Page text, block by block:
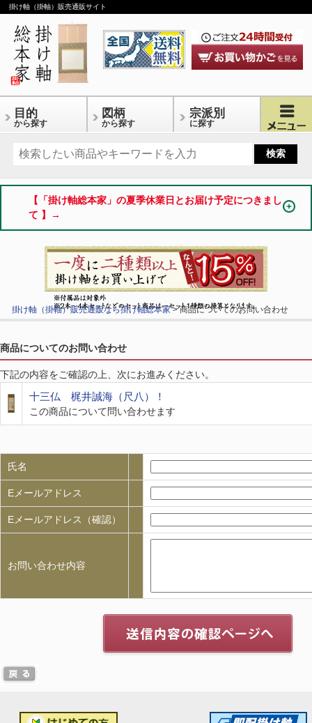
掛け軸（掛軸）販売通販サイト
目的
から探す
図柄
から探す
宗派別
に探す
【「掛け軸総本家」の夏季休業日とお届け予定につきまし
て 】→
掛け軸（掛軸）販売通販なら掛け軸総本家> 商品についてのお問い合わせ
商品についてのお問い合わせ
下記の内容をご確認の上、次にお進みください。
十三仏 梶井誠海（尺八）！
この商品について問い合わせます
氏名
Eメールアドレス
Eメールアドレス（確認）
お問い合わせ内容